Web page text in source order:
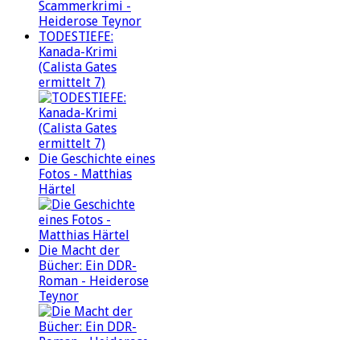
TODESTIEFE:
Kanada-Krimi
(Calista Gates
ermittelt 7)
Die Geschichte eines
Fotos - Matthias
Härtel
Die Macht der
Bücher: Ein DDR-
Roman - Heiderose
Teynor